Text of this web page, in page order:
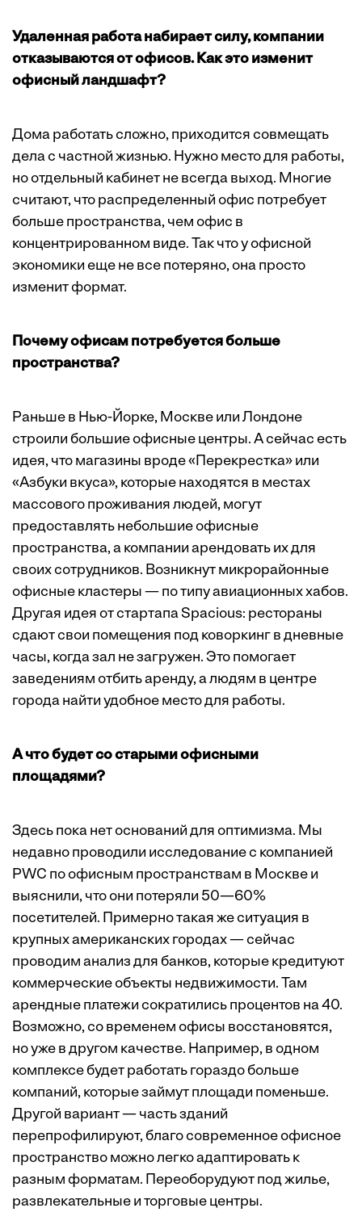
Удаленная работа набирает силу, компании
отказываются от офисов. Как это изменит
офисный ландшафт?
Дома работать сложно, приходится совмещать
дела с частной жизнью. Нужно место для работы,
но отдельный кабинет не всегда выход. Многие
считают, что распределенный офис потребует
больше пространства, чем офис в
концентрированном виде. Так что у офисной
экономики еще не все потеряно, она просто
изменит формат.
Почему офисам потребуется больше
пространства?
Раньше в Нью-Йорке, Москве или Лондоне
строили большие офисные центры. А сейчас есть
идея, что магазины вроде «Перекрестка» или
«Азбуки вкуса», которые находятся в местах
массового проживания людей, могут
предоставлять небольшие офисные
пространства, а компании арендовать их для
своих сотрудников. Возникнут микрорайонные
офисные кластеры — по типу авиационных хабов.
Другая идея от стартапа Spacious: рестораны
сдают свои помещения под коворкинг в дневные
часы, когда зал не загружен. Это помогает
заведениям отбить аренду, а людям в центре
города найти удобное место для работы.
А что будет со старыми офисными
площадями?
Здесь пока нет оснований для оптимизма. Мы
недавно проводили исследование с компанией
PWC по офисным пространствам в Москве и
выяснили, что они потеряли 50—60%
посетителей. Примерно такая же ситуация в
крупных американских городах — сейчас
проводим анализ для банков, которые кредитуют
коммерческие объекты недвижимости. Там
арендные платежи сократились процентов на 40.
Возможно, со временем офисы восстановятся,
но уже в другом качестве. Например, в одном
комплексе будет работать гораздо больше
компаний, которые займут площади поменьше.
Другой вариант — часть зданий
перепрофилируют, благо современное офисное
пространство можно легко адаптировать к
разным форматам. Переоборудуют под жилье,
развлекательные и торговые центры.